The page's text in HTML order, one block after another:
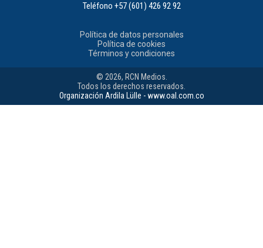
Teléfono +57 (601) 426 92 92
Política de datos personales
Política de cookies
Términos y condiciones
© 2026, RCN Medios.
Todos los derechos reservados.
Organización Ardila Lülle - www.oal.com.co